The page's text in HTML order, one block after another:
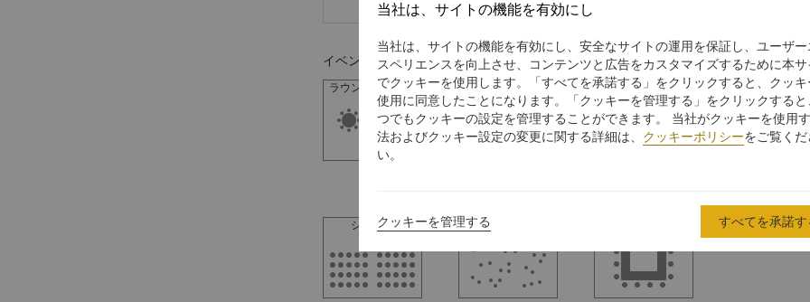
イベント設営
ラウンドテーブル ボードルーム クラスルーム
シアター スタンディング
当社は、サイトの機能を有効にし
当社は、サイトの機能を有効にし、安全なサイトの運用を保証し、ユーザー
スペリエンスを向上させ、コンテンツと広告をカスタマイズするために本サ
でクッキーを使用します。「すべてを承諾する」をクリックすると、クッ
使用に同意したことになります。「クッキーを管理する」をクリックする
つでもクッキーの設定を管理することができます。 当社がクッキーを使用
法およびクッキー設定の変更に関する詳細は、 クッキーポリシーをご覧くだ
い。
クッキーを管理する すべてを承諾す